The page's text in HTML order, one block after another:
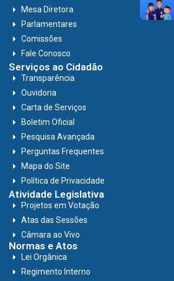
Mesa Diretora
Parlamentares
Comissões
Fale Conosco
Serviços ao Cidadão
Transparência
Ouvidoria
Carta de Serviços
Boletim Oficial
Pesquisa Avançada
Perguntas Frequentes
Mapa do Site
Política de Privacidade
Atividade Legislativa
Projetos em Votação
Atas das Sessões
Câmara ao Vivo
Normas e Atos
Lei Orgânica
Regimento Interno